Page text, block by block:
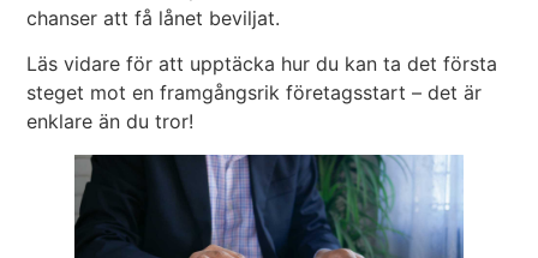
chanser att få lånet beviljat.
Läs vidare för att upptäcka hur du kan ta det första
steget mot en framgångsrik företagsstart – det är
enklare än du tror!